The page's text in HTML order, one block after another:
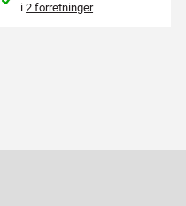
i2 forretninger